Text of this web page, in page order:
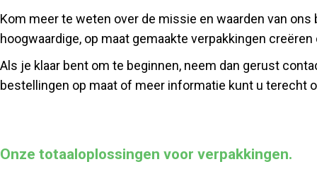
Kom meer te weten over de missie en waarden van
hoogwaardige, op maat gemaakte verpakkingen
Als je klaar bent om te beginnen, neem dan gerust
bestellingen op maat of meer informatie kunt u terecht
Onze totaaloplossingen voor verpakkingen.